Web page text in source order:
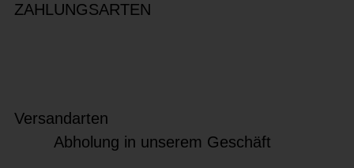
ZAHLUNGSARTEN
Versandarten
Abholung in unserem Geschäft